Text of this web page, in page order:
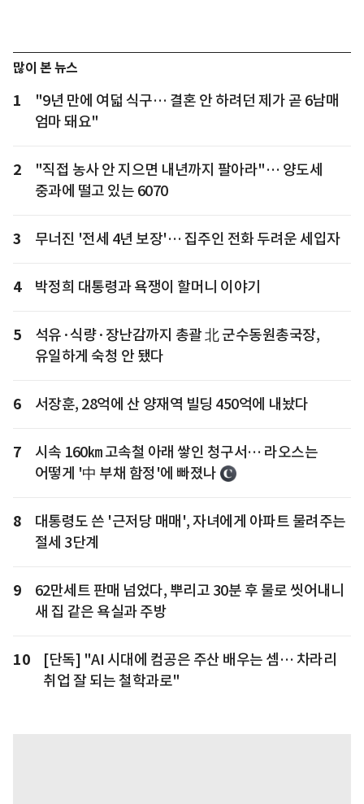
많이 본 뉴스
1
"9년 만에 여덟 식구… 결혼 안 하려던 제가 곧 6남매
엄마 돼요"
2
"직접 농사 안 지으면 내년까지 팔아라"… 양도세
중과에 떨고 있는 6070
3 무너진 '전세 4년 보장'… 집주인 전화 두려운 세입자
4 박정희 대통령과 욕쟁이 할머니 이야기
5
석유·식량·장난감까지 총괄 北 군수동원총국장,
유일하게 숙청 안 됐다
6 서장훈, 28억에 산 양재역 빌딩 450억에 내놨다
7
시속 160㎞ 고속철 아래 쌓인 청구서… 라오스는
어떻게 '中 부채 함정'에 빠졌나
8
대통령도 쓴 '근저당 매매', 자녀에게 아파트 물려주는
절세 3단계
9
62만세트 판매 넘었다, 뿌리고 30분 후 물로 씻어내니
새 집 같은 욕실과 주방
10
[단독] "AI 시대에 컴공은 주산 배우는 셈… 차라리
취업 잘 되는 철학과로"